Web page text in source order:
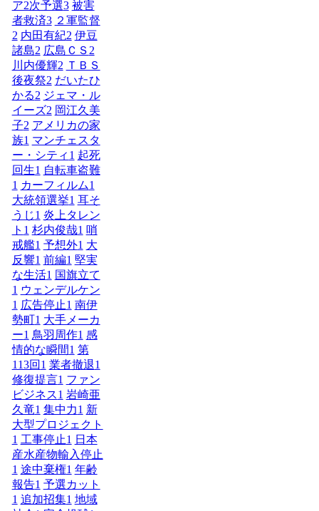
ア2次予選3 被害
者救済3 ２軍監督
2 内田有紀2 伊豆
諸島2 広島ＣＳ 2
川内優輝2 ＴＢＳ
後夜祭2 だいたひ
かる2 ジェマ・ル
イーズ2 岡江久美
子2 アメリカの家
族1 マンチェスタ
ー・シティ 1 起死
回生1 自転車盗難
1 カーフィルム1
大統領選挙1 耳そ
うじ1 炎上タレン
ト 1 杉内俊哉1 哨
戒艦1 予想外1 大
反響1 前編1 堅実
な生活1 国旗立て
1 ウェンデルケン
1 広告停止1 南伊
勢町1 大手メーカ
ー1 鳥羽周作1 感
情的な瞬間1 第
113回 1 業者撤退1
修復提言1 ファン
ビジネス1 岩崎亜
久竜1 集中力1 新
大型プロジェクト
1 工事停止1 日本
産水産物輸入停止
1 途中棄権1 年齢
報告1 予選カット
1 追加招集1 地域